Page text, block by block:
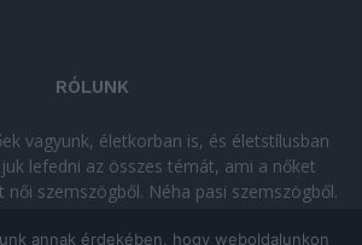
RÓLUNK
vagyunk, életkorban is, és életstílusban
lefedni az összes témát, ami a nőket
női szemszögből. Néha pasi szemszögből.
annak érdekében, hogy weboldalunkon